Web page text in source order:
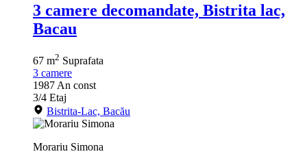
3 camere decomandate, Bistrita lac,
Bacau
67 m2 Suprafata
3 camere
1987 An const
3/4 Etaj
Bistrita-Lac, Bacău
Morariu Simona